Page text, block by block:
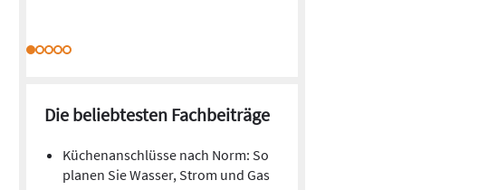
Die beliebtesten Fachbeiträge
Küchenanschlüsse nach Norm: So
planen Sie Wasser, Strom und Gas